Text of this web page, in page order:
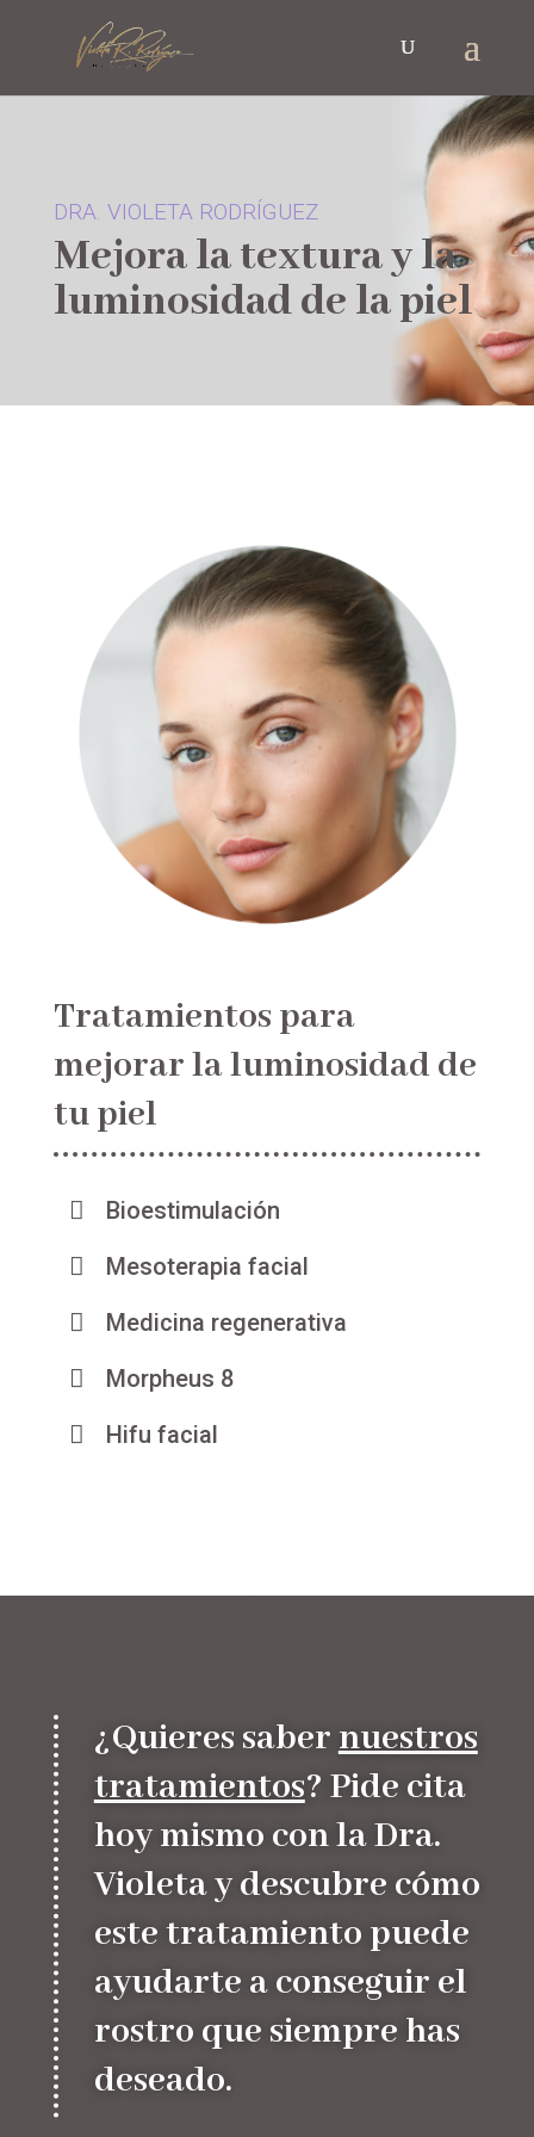
DRA. VIOLETA RODRÍGUEZ
Mejora la textura y la
luminosidad de la piel
Tratamientos para
mejorar la luminosidad de
tu piel

Bioestimulación

Mesoterapia facial

Medicina regenerativa

Morpheus 8

Hifu facial
¿Quieres sabernuestros
tratamientos? Pide cita
hoy mismo con la Dra.
Violeta y descubre cómo
este tratamiento puede
ayudarte a conseguir el
rostro que siempre has
deseado.